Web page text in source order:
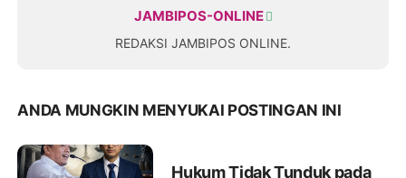
JAMBIPOS-ONLINE
REDAKSI JAMBIPOS ONLINE.
ANDA MUNGKIN MENYUKAI POSTINGAN INI
Hukum Tidak Tunduk pada